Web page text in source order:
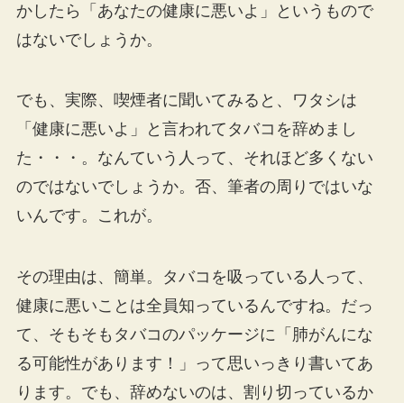
かしたら「あなたの健康に悪いよ」というもので
はないでしょうか。
でも、実際、喫煙者に聞いてみると、ワタシは
「健康に悪いよ」と言われてタバコを辞めまし
た・・・。なんていう人って、それほど多くない
のではないでしょうか。否、筆者の周りではいな
いんです。これが。
その理由は、簡単。タバコを吸っている人って、
健康に悪いことは全員知っているんですね。だっ
て、そもそもタバコのパッケージに「肺がんにな
る可能性があります！」って思いっきり書いてあ
ります。でも、辞めないのは、割り切っているか